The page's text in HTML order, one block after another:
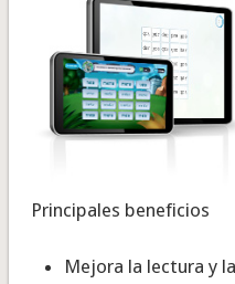
Principales beneficios
Mejora la lectura y